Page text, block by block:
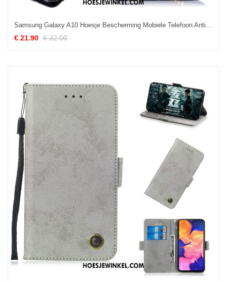
Samsung Galaxy A10 Hoesje Bescherming Mobiele Telefoon Anti-fall, Samsung Galaxy A10 Hoesje Ster Siliconenhoesje
€ 21.90 € 32.00